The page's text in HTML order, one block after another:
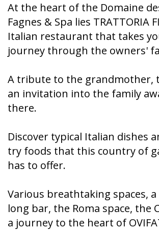
At the heart of the Domaine
Fagnes & Spa lies TRATTORIA
Italian restaurant that takes
journey through the owners'
A tribute to the grandmother,
an invitation into the family
there.
Discover typical Italian dishes
try foods that this country of
has to offer.
Various breathtaking spaces,
long bar, the Roma space, the
a journey to the heart of